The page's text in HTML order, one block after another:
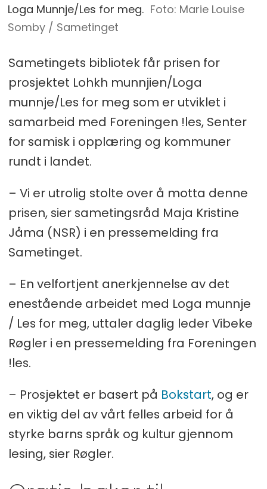
Loga Munnje/Les for meg.
Marie Louise
Somby / Sametinget
Sametingets bibliotek får prisen for
prosjektet Lohkh munnjien/Loga
munnje/Les for meg som er utviklet i
samarbeid med Foreningen !les, Senter
for samisk i opplæring og kommuner
rundt i landet.
– Vi er utrolig stolte over å motta denne
prisen, sier sametingsråd Maja Kristine
Jåma (NSR) i en pressemelding fra
Sametinget.
– En velfortjent anerkjennelse av det
enestående arbeidet med Loga munnje
/ Les for meg, uttaler daglig leder Vibeke
Røgler i en pressemelding fra Foreningen
!les.
– Prosjektet er basert på Bokstart, og er
en viktig del av vårt felles arbeid for å
styrke barns språk og kultur gjennom
lesing, sier Røgler.